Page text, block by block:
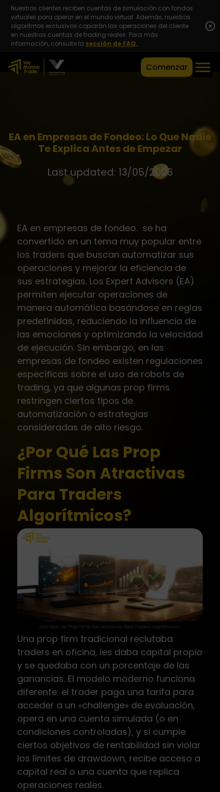
Nuestros clientes reciben cuentas de simulación con fondos
virtuales para operar en el mundo virtual. Además, nuestros
algoritmos exclusivos copiarán las operaciones del cliente
en nuestras cuentas de trading reales. Para más
información, consulte la sección de FAQ.
x
Comenzar
EA en Empresas de Fondeo: Lo Que Nadie
Te Explica Antes de Empezar
Last updated: 13/05/2026
EA en empresas de fondeo. se ha
convertido en un tema muy popular entre
los traders que buscan automatizar sus
operaciones y mejorar la eficiencia de
sus estrategias. Los Expert Advisors (EA)
permiten ejecutar operaciones de
manera automática basándose en reglas
predefinidas, reduciendo la influencia de
las emociones y optimizando la velocidad
de ejecución. Sin embargo, en las
empresas de fondeo existen regulaciones
específicas sobre el uso de robots de
trading, ya que algunas prop firms
restringen ciertos tipos de
automatización o estrategias
consideradas de alto riesgo.
¿Por Qué Las Prop
Firms Son Atractivas
Para Traders
Algorítmicos?
¿Por Qué Las Prop Firms Son Atractivas Para Traders Algorítmicos?
Una prop firm tradicional reclutaba
traders en oficina, les daba capital propio
y se quedaba con un porcentaje de las
ganancias. El modelo moderno funciona
diferente: el trader paga una tarifa para
acceder a un «challenge» de evaluación,
opera en una cuenta simulada (o en
condiciones controladas), y si cumple
ciertos objetivos de rentabilidad sin violar
los límites de drawdown, recibe acceso a
capital real o una cuenta que replica
operaciones reales.